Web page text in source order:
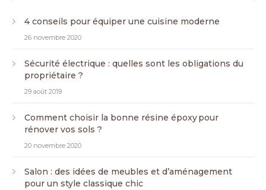
4 conseils pour équiper une cuisine moderne
26 novembre 2020
Sécurité électrique : quelles sont les obligations du
propriétaire ?
29 août 2019
Comment choisir la bonne résine époxy pour
rénover vos sols ?
20 novembre 2020
Salon : des idées de meubles et d’aménagement
pour un style classique chic